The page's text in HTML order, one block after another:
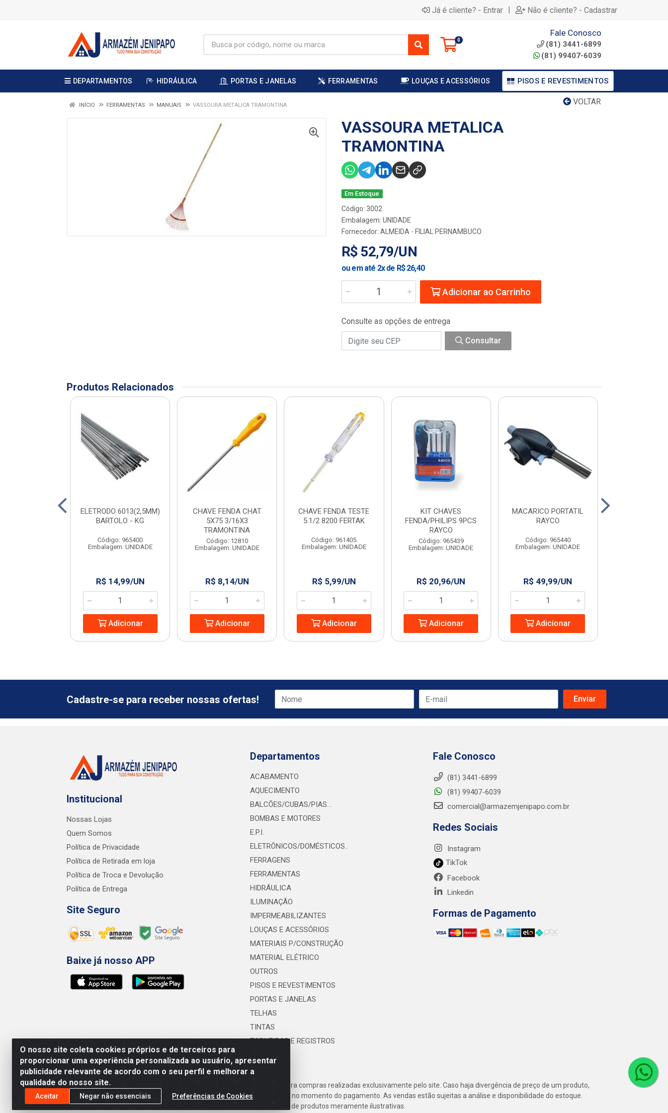
Já é cliente? - Entrar | Não é cliente? - Cadastrar
0
Fale Conosco
(81) 3441-6899
(81) 99407-6039
DEPARTAMENTOS HIDRÁULICA PORTAS E JANELAS FERRAMENTAS LOUÇAS E ACESSÓRIOS PISOS E REVESTIMENTOS
VOLTAR
INÍCIO FERRAMENTAS MANUAIS VASSOURA METALICA TRAMONTINA
VASSOURA METALICA
TRAMONTINA
Em Estoque
Código: 3002
Embalagem: UNIDADE
Fornecedor: ALMEIDA - FILIAL PERNAMBUCO
R$ 52,79/UN
ou em até 2x de R$ 26,40
Adicionar ao Carrinho
Consulte as opções de entrega
Consultar
Produtos Relacionados
ELETRODO 6013(2,5MM)
BARTOLO - KG
Código: 965400
Embalagem: UNIDADE
R$ 14,99/UN
Adicionar
CHAVE FENDA CHAT
5X75 3/16X3
TRAMONTINA
Código: 12810
Embalagem: UNIDADE
R$ 8,14/UN
Adicionar
CHAVE FENDA TESTE
5.1/2 8200 FERTAK
Código: 961405
Embalagem: UNIDADE
R$ 5,99/UN
Adicionar
KIT CHAVES
FENDA/PHILIPS 9PCS
RAYCO
Código: 965439
Embalagem: UNIDADE
R$ 20,96/UN
Adicionar
MACARICO PORTATIL
RAYCO
Código: 965440
Embalagem: UNIDADE
R$ 49,99/UN
Adicionar
O nosso site coleta cookies próprios e de terceiros para
proporcionar uma experiência personalizada ao usuário, apresentar
publicidade relevante de acordo com o seu perfil e melhorar a
qualidade do nosso site.
Aceitar Negar não essenciais Preferências de Cookies
Cadastre-se para receber nossas ofertas!
Institucional
Nossas Lojas
Quem Somos
Política de Privacidade
Política de Retirada em loja
Política de Troca e Devolução
Política de Entrega
Site Seguro
Baixe já nosso APP
Departamentos
ACABAMENTO
AQUECIMENTO
BALCÕES/CUBAS/PIAS...
BOMBAS E MOTORES
E.P.I.
ELETRÔNICOS/DOMÉSTICOS..
FERRAGENS
FERRAMENTAS
HIDRÁULICA
ILUMINAÇÃO
IMPERMEABILIZANTES
LOUÇAS E ACESSÓRIOS
MATERIAIS P/CONSTRUÇÃO
MATERIAL ELÉTRICO
OUTROS
PISOS E REVESTIMENTOS
PORTAS E JANELAS
TELHAS
TINTAS
TORNEIRAS E REGISTROS
Fale Conosco
(81) 3441-6899
(81) 99407-6039
comercial@armazemjenipapo.com.br
Redes Sociais
Instagram
TikTok
Facebook
Linkedin
Formas de Pagamento
Preços, promoções, condições de pagamento e frete são válidos para compras realizadas exclusivamente pelo site. Caso haja divergência de preço de um produto,
será válido o preço que for exibido no carrinho de compras do site no momento do pagamento. As vendas estão sujeitas a análise e disponibilidade do estoque.
Imagens de produtos meramente ilustrativas.